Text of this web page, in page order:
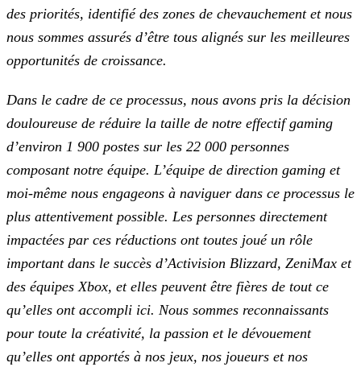
des priorités, identifié des zones de chevauchement et nous
nous sommes assurés d’être tous alignés sur les meilleures
opportunités de croissance.
Dans le cadre de ce processus, nous avons pris la décision
douloureuse de réduire la taille de notre effectif gaming
d’environ 1 900 postes sur les 22 000 personnes
composant notre équipe. L’équipe de direction gaming et
moi-même nous engageons à naviguer dans ce processus le
plus attentivement possible. Les personnes directement
impactées par ces réductions ont toutes joué un rôle
important dans le succès d’Activision Blizzard, ZeniMax et
des équipes Xbox, et elles peuvent être fières de tout ce
qu’elles ont accompli ici. Nous sommes reconnaissants
pour toute la créativité, la passion et le dévouement
qu’elles ont apportés à nos jeux, nos joueurs et nos